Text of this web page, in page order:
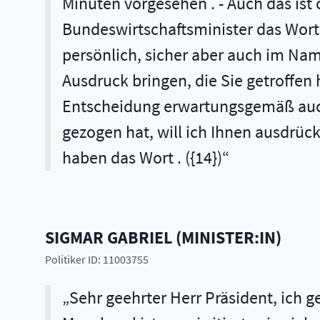
Bundeswirtschaftsminister das
persönlich, sicher aber auch im
Ausdruck bringen, die Sie getroffen
Entscheidung erwartungsgemäß
gezogen hat, will ich Ihnen
haben das Wort . ({14})
SIGMAR GABRIEL(MINISTER:IN)
Politiker ID: 11003755
Sehr geehrter Herr Präsident, ich gebe zu, dass mich das eben berührt hat . Auf der anderen Seite sage ich Ihnen: Manchmal ist man irritiert, wie viele Leute klatschen, wenn man zurücktritt . ({0}) Auch eine gewisse Erlösung ist zu spüren - auf beiden Seiten . ({1}) Sehr geehrter Herr Präsident! Liebe Kolleginnen und Kollegen! Das ist in der Tat nicht meine letzte Rede hier, aber meine letzte Rede im Amt des Bundeswirtschaftsministers vor dem Deutschen Bundestag . Ich will deswegen die Gelegenheit nutzen, Ihnen hier zu danken . Sie waren intensiv und auch streitbar mit mir hier unterwegs . Von Ihrer Seite, aber auch - das gebe ich zu - von meiner Seite gab es viel Lust an Debatten . Ich glaube, wir haben hier gezeigt, wie eine ordentliche parlamentarische Debattenkultur aussehen kann und das, obwohl die Mehrheit der Großen Koalition im Hause doch relativ groß ist. Trotzdem finde ich, haben wir der Opposition, vor allen Dingen der Linkspartei, mal gezeigt, dass es inhaltlich gut ist, aber auch Spaß machen kann, wie wir hier unterwegs sind . ({2}) Ich finde, auch bei schwierigen Debatten muss der Humor nicht völlig verloren gehen . Im zukünftigen Amt darf ich nicht mehr so humorvoll sein, hat mir Herr Steinmeier gesagt; ({3}) da muss ich diplomatischer werden . Dann müssen wir uns einfach außerhalb des Hauses treffen . ({4}) - Herr Kauder, das war jetzt gar nicht als politische Drohung gemeint . Ich habe das gerne gemacht und will das auch gerne so fortsetzen. Ich finde zwar, die parlamentarische Debattenkultur wird weniger, als wir es uns wünschen, im Fernsehen gezeigt und in der Öffentlichkeit wahrgenommen . Aber im Kern ist es das, was Demokratie ausmacht . Nur in Rede und Gegenrede schärfen sich das Argument und auch die Fähigkeit, das, was man will und ausdrücken will, besser und plausibler zu erklären . ({5}) Meine Damen und Herren, wir haben im Deutschen Bundestag und, wie ich glaube, auch in der Bundesregierung wirklich gute Weichenstellungen vorgenommen für Wachstum, für Innovation, für Teilhabe und nicht zuletzt dafür, dass die Energiewende nicht nur eine ökologische, sondern endlich auch eine ökonomische Erfolgsgeschichte wird . Anlass unserer heutigen Debatte ist der Jahreswirtschaftsbericht . Dreimal habe ich Ihnen diesen Bericht vorgelegt, und ich bin dankbar dafür, dass ich das Glück hatte, in den vergangenen drei Jahren jedes Mal gute Nachrichten vermelden zu dürfen, und dass ich das auch heute wieder tun kann: über 43 Millionen Beschäftigte so viel wie noch nie -, eine Steigerung der sozialversicherungspflichtigen Beschäftigung und eine Abnahme der prekären Beschäftigung, steigende Reallöhne, die niedrigste Arbeitslosigkeit seit der Wiedervereinigung und im letzten Jahr die höchste Rentenerhöhung seit 20 Jahren . Ich kenne ein paar meiner Vorgänger, die hätten deshalb jetzt eine flammende Rede darüber gehalten, ein Feuerwerk abgeschossen, wie gut sie das alles hingekriegt haben . Wir alle miteinander wissen ja: Die Bundesregierung und, wie ich glaube,